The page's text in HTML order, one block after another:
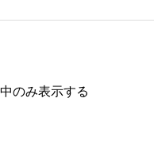
のみ表示する